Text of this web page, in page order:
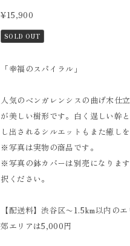
¥15,900
SOLD OUT
「幸福のスパイラル」
人気のベンガレンシスの曲げ木仕
が美しい樹形です。白く逞しい幹
し出されるシルエットもまた癒し
※写真は実物の商品です。
※写真の鉢カバーは別売になりま
択ください。
【配送料】渋谷区〜1.5km以内
郊エリアは5,000円